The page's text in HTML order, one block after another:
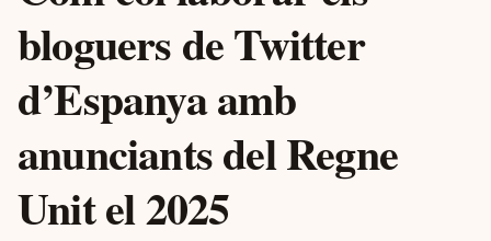
bloguers de Twitter
d’Espanya amb
anunciants del Regne
Unit el 2025